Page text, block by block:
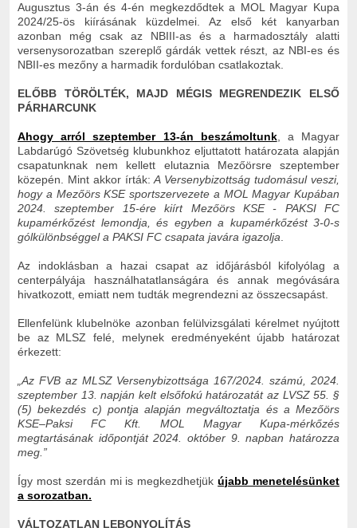
Augusztus 3-án és 4-én megkezdődtek a MOL Magyar Kupa
2024/25-ös kiírásának küzdelmei. Az első két kanyarban
azonban még csak az NBIII-as és a harmadosztály alatti
versenysorozatban szereplő gárdák vettek részt, az NBI-es és
NBII-es mezőny a harmadik fordulóban csatlakoztak.
ELŐBB TÖRÖLTÉK, MAJD MÉGIS MEGRENDEZIK ELSŐ
PÁRHARCUNK
Ahogy arról szeptember 13-án beszámoltunk, a Magyar
Labdarúgó Szövetség klubunkhoz eljuttatott határozata alapján
csapatunknak nem kellett elutaznia Mezőörsre szeptember
közepén. Mint akkor írták:A Versenybizottság tudomásul veszi,
hogy a Mezőörs KSE sportszervezete a MOL Magyar Kupában
2024. szeptember 15-ére kiírt Mezőörs KSE - PAKSI FC
kupamérkőzést lemondja, és egyben a kupamérkőzést 3-0-s
gólkülönbséggel a PAKSI FC csapata javára igazolja.
Az indoklásban a hazai csapat az időjárásból kifolyólag a
centerpályája használhatatlanságára és annak megóvására
hivatkozott, emiatt nem tudták megrendezni az összecsapást.
Ellenfelünk klubelnöke azonban felülvizsgálati kérelmet nyújtott
be az MLSZ felé, melynek eredményeként újabb határozat
érkezett:
„Az FVB az MLSZ Versenybizottsága 167/2024. számú, 2024.
szeptember 13. napján kelt elsőfokú határozatát az LVSZ 55. §
(5) bekezdés c) pontja alapján megváltoztatja és a Mezőörs
KSE–Paksi FC Kft. MOL Magyar Kupa-mérkőzés
megtartásának időpontját 2024. október 9. napban határozza
meg.”
Így most szerdán mi is megkezdhetjükújabb menetelésünket
a sorozatban.
VÁLTOZATLAN LEBONYOLÍTÁS